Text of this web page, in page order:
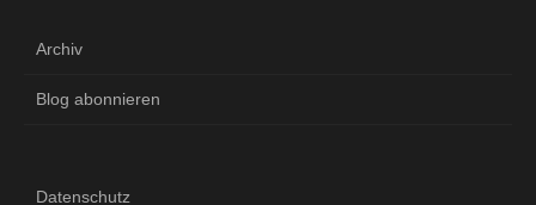
Archiv
Blog abonnieren
Datenschutz